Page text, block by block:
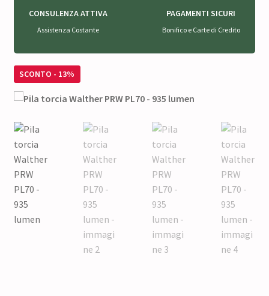
CONSULENZA ATTIVA
Assistenza Costante
PAGAMENTI SICURI
Bonifico e Carte di Credito
SCONTO - 13%